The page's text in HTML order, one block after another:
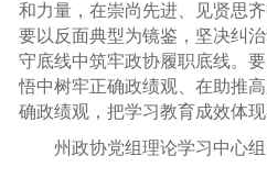
和力量，在崇尚先进、见贤思
要以反面典型为镜鉴，坚决纠
守底线中筑牢政协履职底线。
悟中树牢正确政绩观、在助推
确政绩观，把学习教育成效体
州政协党组理论学习中心